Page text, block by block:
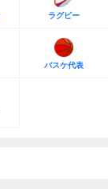
ラグビー
バスケ代表